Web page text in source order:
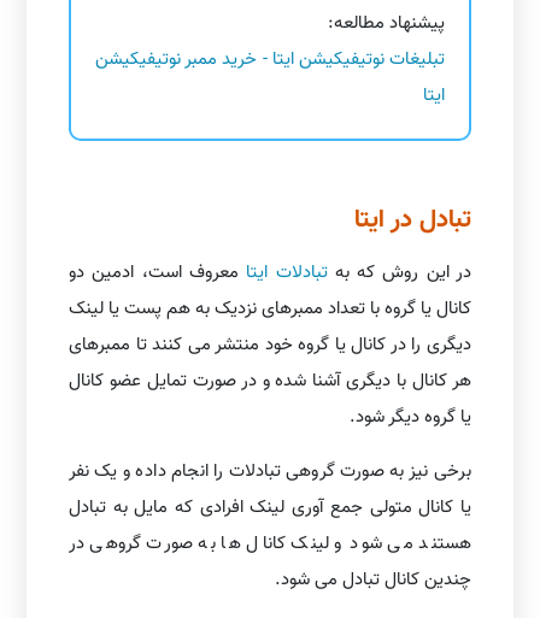
پیشنهاد مطالعه:
تبلیغات نوتیفیکیشن ایتا - خرید ممبر نوتیفیکیشن
ایتا
تبادل در ایتا
در این روش که بهتبادلات ایتا معروف است، ادمین دو
کانال یا گروه با تعداد ممبرهای نزدیک به هم پست یا لینک
دیگری را در کانال یا گروه خود منتشر می کنند تا ممبرهای
هر کانال با دیگری آشنا شده و در صورت تمایل عضو کانال
یا گروه دیگر شود.
برخی نیز به صورت گروهی تبادلات را انجام داده و یک نفر
یا کانال متولی جمع آوری لینک افرادی که مایل به تبادل
هستند می شود و لینک کانال ها به صورت گروهی در
چندین کانال تبادل می شود.